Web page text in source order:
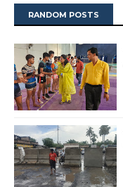
RANDOM POSTS